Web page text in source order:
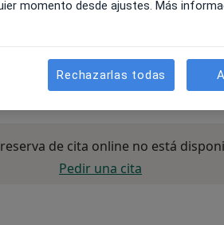
de cita online no está
Pedir una cita
momento desde ajustes. Más
Rechazarlas todas